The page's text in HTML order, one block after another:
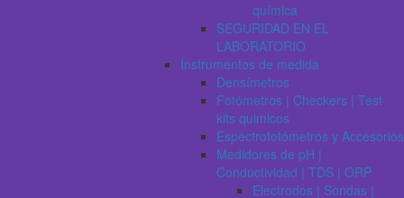
química
SEGURIDAD EN EL
LABORATORIO
Instrumentos de medida
Densímetros
Fotómetros | Checkers | Test
kits quimicos
Espectrofotómetros y Accesorios
Medidores de pH |
Conductividad | TDS | ORP
Electrodos | Sondas |